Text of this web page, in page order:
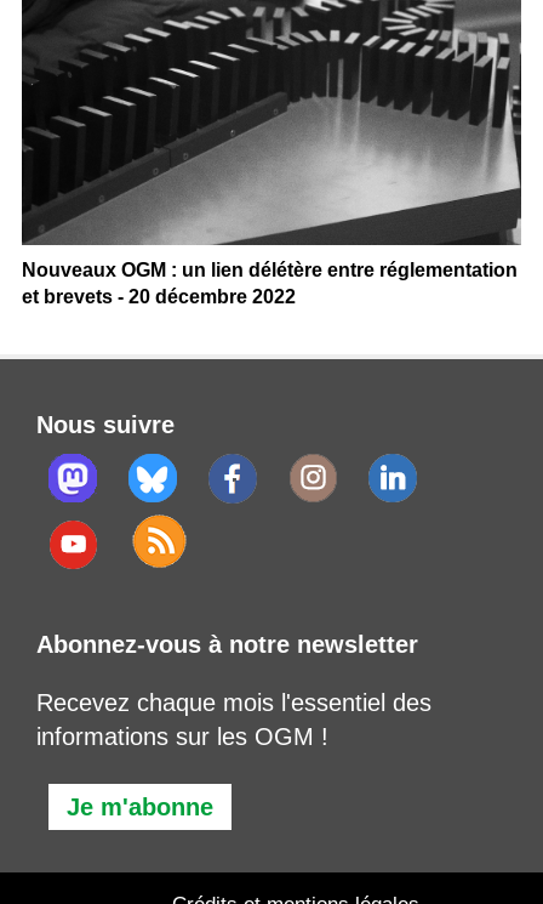
Nouveaux OGM : un lien délétère entre réglementation
et brevets - 20 décembre 2022
Nous suivre
Abonnez-vous à notre newsletter
Recevez chaque mois l'essentiel des
informations sur les OGM !
Je m'abonne